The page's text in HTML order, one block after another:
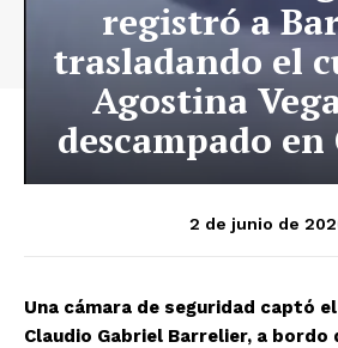
registró a
trasladando el
Agostina
descampado en
2 de junio de
Una cámara de seguridad captó
Claudio Gabriel Barrelier, a bordo